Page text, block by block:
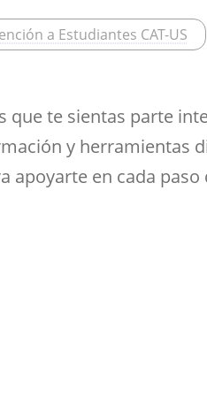
Aula
ASEF
y acción
Impresos
a Estudiantes CAT-US
te sientas parte
y herramientas
apoyarte en cada